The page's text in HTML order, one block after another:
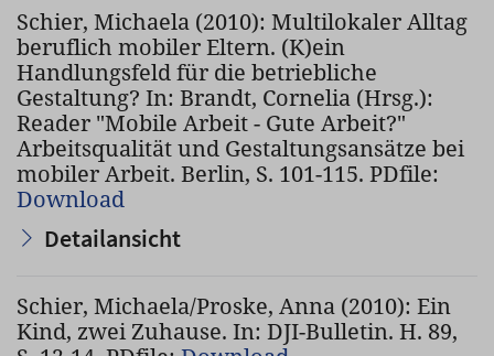
Schier, Michaela (2010): Multilokaler Alltag
beruflich mobiler Eltern. (K)ein
Handlungsfeld für die betriebliche
Gestaltung? In: Brandt, Cornelia (Hrsg.):
Reader "Mobile Arbeit - Gute Arbeit?"
Arbeitsqualität und Gestaltungsansätze bei
mobiler Arbeit. Berlin, S. 101-115. PDfile:
Download
Detailansicht
Schier, Michaela/Proske, Anna (2010): Ein
Kind, zwei Zuhause. In: DJI-Bulletin. H. 89,